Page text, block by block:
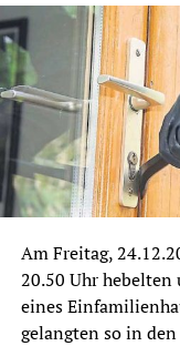
Am Freitag,
20.50 Uhr hebelten
eines
gelangten so in